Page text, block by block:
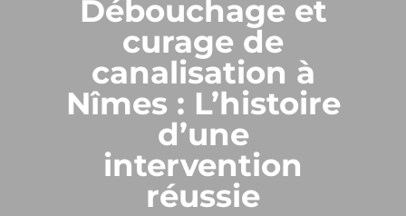
Débouchage et
curage de
canalisation à
Nîmes : L’histoire
d’une
intervention
réussie